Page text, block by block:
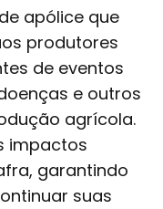
apólice que
produtores
de eventos
e outros
agrícola.
impactos
garantindo
suas